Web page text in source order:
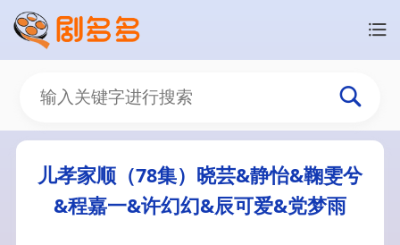
儿孝家顺（78集）晓芸&静怡&鞠雯兮
&程嘉一&许幻幻&辰可爱&党梦雨